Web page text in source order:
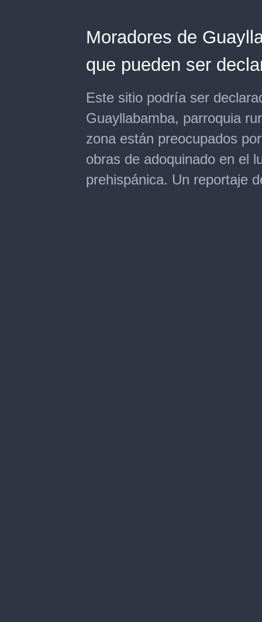
Moradores de
que pueden ser
Este sitio podría ser
Guayllabamba, parroquia
zona están preocupados
obras de adoquinado en el
prehispánica. Un reportaje